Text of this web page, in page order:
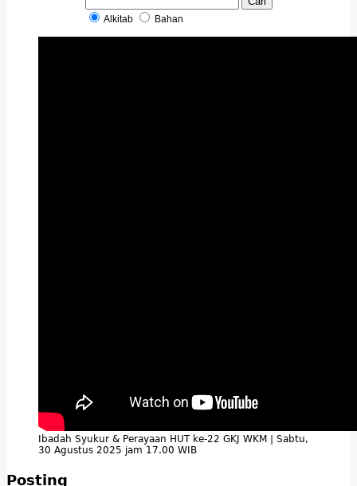
Alkitab Bahan
Ibadah Syukur & Perayaan HUT ke-22 GKJ WKM | Sabtu,
30 Agustus 2025 jam 17.00 WIB
Posting